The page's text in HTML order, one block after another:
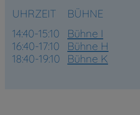
UHRZEIT
BÜHNE
14:40-15:10
Bühne I
16:40-17:10
Bühne H
18:40-19:10
Bühne K